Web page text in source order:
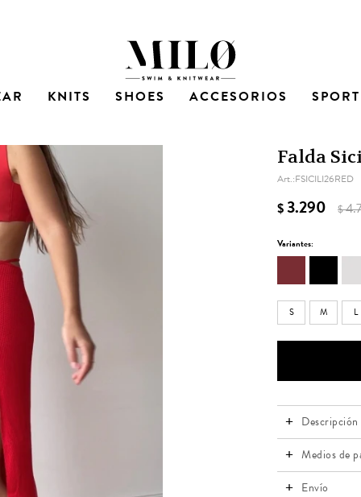
KNITS SHOES ACCESORIOS SPORT
Falda
FSICILI26RED
$3.290 $
Variantes:
S M L
Descripción
Medios de
Envío